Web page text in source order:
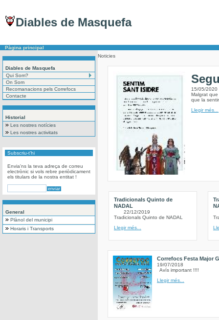
Diables de Masquefa
Pàgina principal
Diables de Masquefa
Qui Som?
On Som
Recomanacions pels Correfocs
Contacte
Historial
Les nostres notícies
Les nostres activitats
Subscriu-t'hi
Envia'ns la teva adreça de correu
electrònic si vols rebre periòdicament
els titulars de la nostra entitat !
General
Plànol del municipi
Horaris i Transports
Noticies
15/05/2020
Malgrat
que la
Llegir més...
Tradicionals Quinto de
NADAL
22/12/2019
Tradicionals Quinto de NADAL
Llegir més...
Correfocs Festa Major
19/07/2018
Avís important !!!!
Llegir més...